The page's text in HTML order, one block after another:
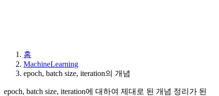
홈
MachineLearning
epoch, batch size, iteration의 개념
epoch, batch size, iteration에 대하여 제대로 된 개념 정리가 된